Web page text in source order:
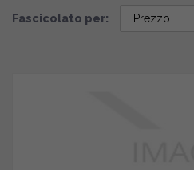
Fascicolato per: